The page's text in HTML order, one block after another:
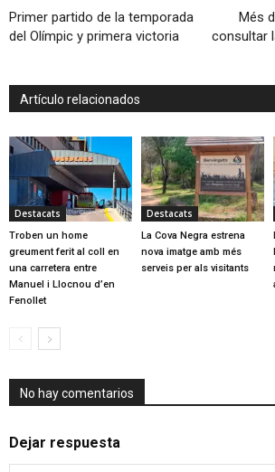
Primer partido de la temporada
del Olímpic y primera victoria
Més
consultar
Artículo relacionados
Destacats
Troben un home
greument ferit al coll en
una carretera entre
Manuel i Llocnou d’en
Fenollet
Destacats
La Cova Negra estrena
nova imatge amb més
serveis per als visitants
No hay comentarios
Dejar respuesta